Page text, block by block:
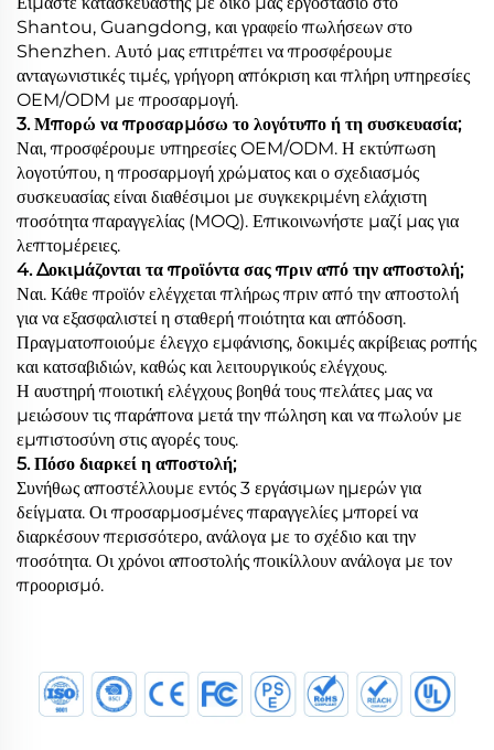
Shantou, Guangdong, και γραφείο πωλήσεων στο
Shenzhen. Αυτό μας επιτρέπει να προσφέρουμε
ανταγωνιστικές τιμές, γρήγορη απόκριση και πλήρη υπηρεσίες
OEM/ODM με προσαρμογή.
3. Μπορώ να προσαρμόσω το λογότυπο ή τη συσκευασία;
Ναι, προσφέρουμε υπηρεσίες OEM/ODM. Η εκτύπωση
λογοτύπου, η προσαρμογή χρώματος και ο σχεδιασμός
συσκευασίας είναι διαθέσιμοι με συγκεκριμένη ελάχιστη
ποσότητα παραγγελίας (MOQ). Επικοινωνήστε μαζί μας για
λεπτομέρειες.
4. Δοκιμάζονται τα προϊόντα σας πριν από την αποστολή;
Ναι. Κάθε προϊόν ελέγχεται πλήρως πριν από την αποστολή
για να εξασφαλιστεί η σταθερή ποιότητα και απόδοση.
Πραγματοποιούμε έλεγχο εμφάνισης, δοκιμές ακρίβειας ροπής
και κατσαβιδιών, καθώς και λειτουργικούς ελέγχους.
Η αυστηρή ποιοτική ελέγχους βοηθά τους πελάτες μας να
μειώσουν τις παράπονα μετά την πώληση και να πωλούν με
εμπιστοσύνη στις αγορές τους.
5. Πόσο διαρκεί η αποστολή;
Συνήθως αποστέλλουμε εντός 3 εργάσιμων ημερών για
δείγματα. Οι προσαρμοσμένες παραγγελίες μπορεί να
διαρκέσουν περισσότερο, ανάλογα με το σχέδιο και την
ποσότητα. Οι χρόνοι αποστολής ποικίλλουν ανάλογα με τον
προορισμό.